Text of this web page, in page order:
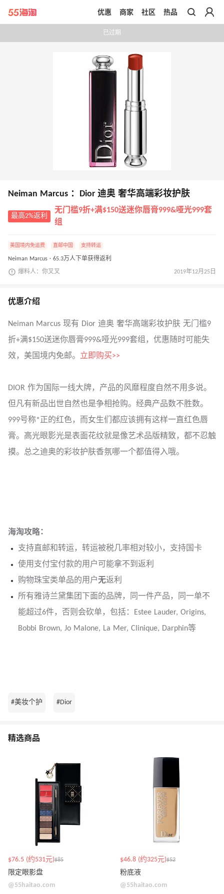
带你去官网买正品
优惠 商家 社区 热品
已过期
Neiman Marcus ：Dior 迪奥 奢华高端彩妆护肤
最高2%返利
无门槛9折+满$150送迷你唇膏999&哑光999套
组
美国境内免运费 直邮中国 支持转运
Neiman Marcus · 65.3万人下单获得返利
爆料人：你叉叉 2019年12月25日
优惠介绍
Neiman Marcus 现有 Dior 迪奥 奢华高端彩妆护肤 无门槛9
折+满$150送迷你唇膏999&哑光999套组，优惠随时可能失
效，美国境内免邮。 立即购买>>
DIOR 作为国际一线大牌，产品的风靡程度自然不用多说。
但凡有新品出世自然也是争相抢购。经典产品数不胜数。
999号称*正的红色，而女生们都应该拥有这样一直红色唇
膏。高光眼影光是表面花纹就是像艺术品版精致，都不忍触
摸。总之迪奥的彩妆护肤香氛哪一个都值得入哦。
海淘攻略：
支持直邮和转运，转运被税几率相对较小，支持国卡
使用支付宝付款的用户可能拿不到返利
购物珠宝类单品的用户无返利
所有雅诗兰黛集团下面的品牌，同一件产品，同一单不
能超过6件，否则会砍单，包括：Estee Lauder, Origins,
Bobbi Brown, Jo Malone, La Mer, Clinique, Darphin等
#美妆个护 #Dior
精选商品
$76.5 (约531元)$85
限定眼影盘
@55haitao.com
$46.8 (约325元)$52
粉底液
@55haitao.com